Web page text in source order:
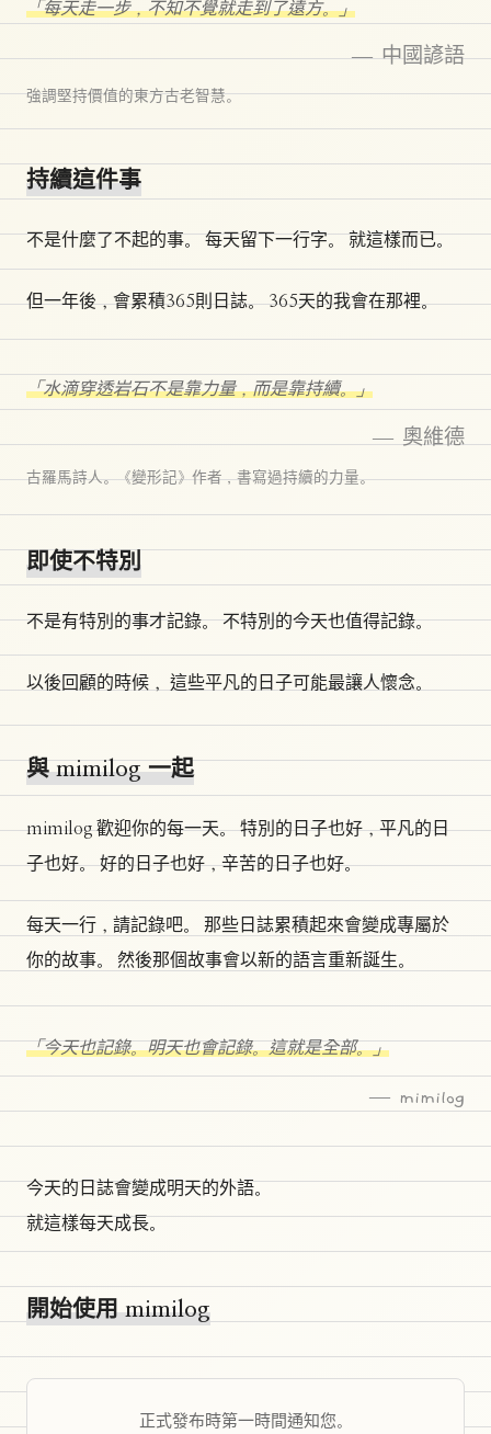
「每天走一步，不知不覺就走到了遠方。」
— 中國諺語
強調堅持價值的東方古老智慧。
持續這件事
不是什麼了不起的事。 每天留下一行字。 就這樣而已。
但一年後，會累積365則日誌。 365天的我會在那裡。
「水滴穿透岩石不是靠力量，而是靠持續。」
— 奧維德
古羅馬詩人。《變形記》作者，書寫過持續的力量。
即使不特別
不是有特別的事才記錄。 不特別的今天也值得記錄。
以後回顧的時候， 這些平凡的日子可能最讓人懷念。
與 mimilog 一起
mimilog 歡迎你的每一天。 特別的日子也好，平凡的日
子也好。 好的日子也好，辛苦的日子也好。
每天一行，請記錄吧。 那些日誌累積起來會變成專屬於
你的故事。 然後那個故事會以新的語言重新誕生。
「今天也記錄。明天也會記錄。這就是全部。」
— mimilog
今天的日誌會變成明天的外語。
就這樣每天成長。
開始使用 mimilog
正式發布時第一時間通知您。